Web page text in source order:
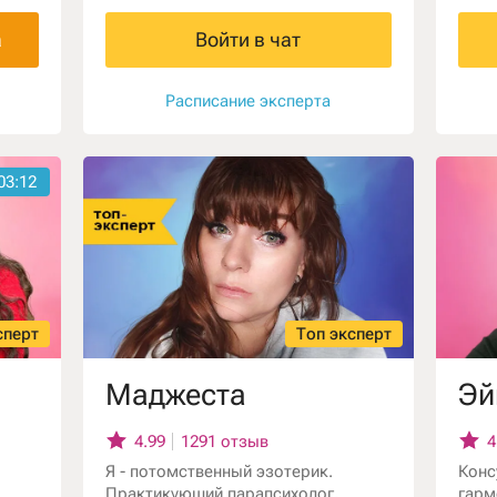
в
проблем, коррекция по дереву
Сефорит. Работаю с колодами Таро
и Оракулами.
Войти в чат
Расписание эксперта
Топ эксперт
Маджеста
4.99
1291 отзыв
Я - потомственный эзотерик.